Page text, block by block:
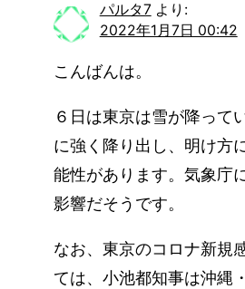
パルタ7 より:
2022年1月7日 00:42
こんばんは。
６日は東京は雪が降って
に強く降り出し、明け方
能性があります。気象庁
影響だそうです。
なお、東京のコロナ新規
ては、小池都知事は沖縄